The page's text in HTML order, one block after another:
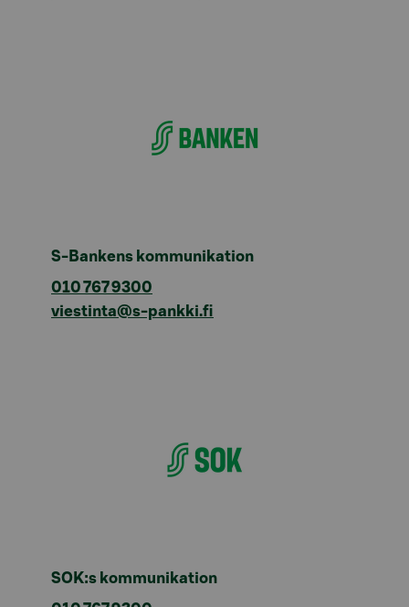
S-Bankens kommunikation
010 767 9300
viestinta@s-pankki.fi
SOK:s kommunikation